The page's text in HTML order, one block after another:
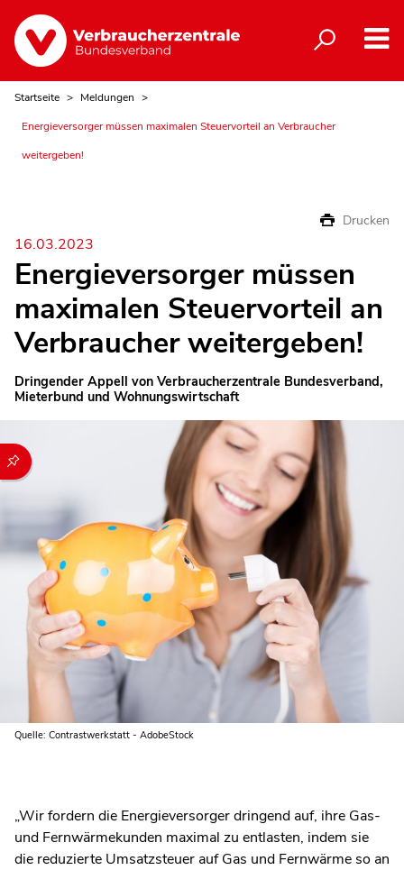
Durch die folgenden Buttons können Sie direkt auf einen
Startseite
Meldungen
Energieversorger müssen maximalen Steuervorteil an Verbraucher
weitergeben!
Drucken
16.03.2023
Energieversorger müssen
maximalen Steuervorteil an
Verbraucher weitergeben!
Dringender Appell von Verbraucherzentrale Bundesverband,
Mieterbund und Wohnungswirtschaft
Quelle: Contrastwerkstatt - AdobeStock
„Wir fordern die Energieversorger dringend auf, ihre Gas-
und Fernwärmekunden maximal zu entlasten, indem sie
die reduzierte Umsatzsteuer auf Gas und Fernwärme so an